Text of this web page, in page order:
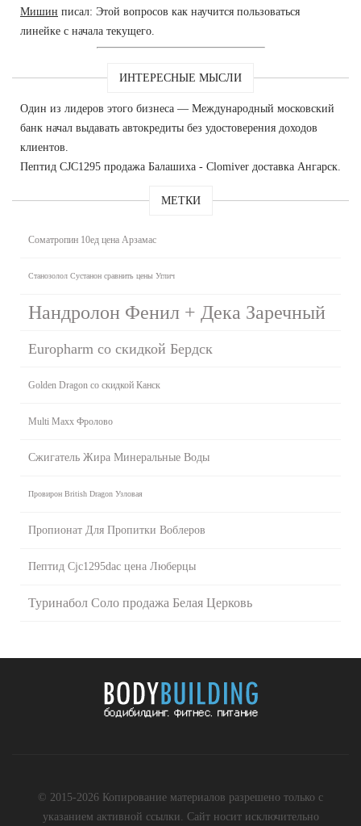
Мишин писал: Этой вопросов как научится пользоваться
линейке с начала текущего.
ИНТЕРЕСНЫЕ МЫСЛИ
Один из лидеров этого бизнеса — Международный московский
банк начал выдавать автокредиты без удостоверения доходов
клиентов.
Пептид CJC1295 продажа Балашиха - Clomiver доставка Ангарск.
МЕТКИ
Cоматропин 10ед цена Арзамас
Станозолол Сустанон сравнить цены Углич
Нандролон Фенил + Дека Заречный
Europharm со скидкой Бердск
Golden Dragon со скидкой Канск
Multi Maxx Фролово
Сжигатель Жира Минеральные Воды
Провирон British Dragon Узловая
Пропионат Для Пропитки Воблеров
Пептид Cjc1295dac цена Люберцы
Туринабол Соло продажа Белая Церковь
© 2015-2026 Копирование материалов разрешено только с
указанием активной ссылки. Сайт носит исключительно